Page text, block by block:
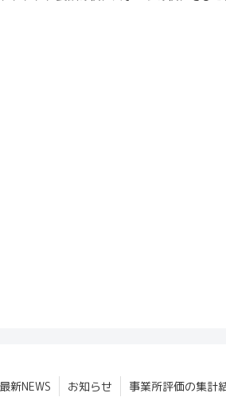
最新NEWS お知らせ 事業所評価の集計